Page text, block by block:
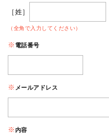
［姓］
（全角で入力してください）
電話番号
メールアドレス
内容